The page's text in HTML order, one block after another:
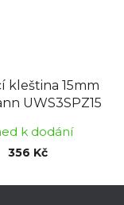
kleština 15mm
UWS3SPZ15
k dodání
356 Kč